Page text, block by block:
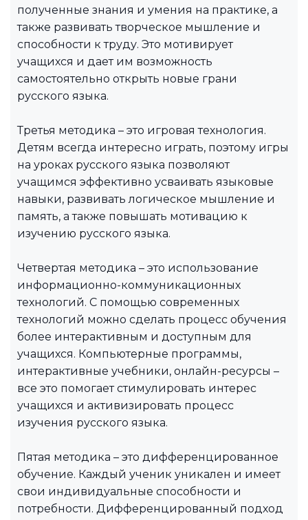
полученные знания и умения на практике, а
также развивать творческое мышление и
способности к труду. Это мотивирует
учащихся и дает им возможность
самостоятельно открыть новые грани
русского языка.
Третья методика – это игровая технология.
Детям всегда интересно играть, поэтому игры
на уроках русского языка позволяют
учащимся эффективно усваивать языковые
навыки, развивать логическое мышление и
память, а также повышать мотивацию к
изучению русского языка.
Четвертая методика – это использование
информационно-коммуникационных
технологий. С помощью современных
технологий можно сделать процесс обучения
более интерактивным и доступным для
учащихся. Компьютерные программы,
интерактивные учебники, онлайн-ресурсы –
все это помогает стимулировать интерес
учащихся и активизировать процесс
изучения русского языка.
Пятая методика – это дифференцированное
обучение. Каждый ученик уникален и имеет
свои индивидуальные способности и
потребности. Дифференцированный подход